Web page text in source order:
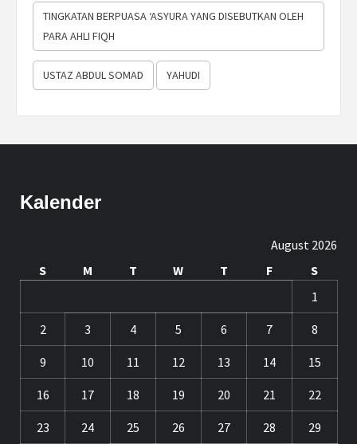
TINGKATAN BERPUASA ‘ASYURA YANG DISEBUTKAN OLEH
PARA AHLI FIQH
USTAZ ABDUL SOMAD YAHUDI
Kalender
August 2026
S
M T W T F
S
1
2 3 4 5 6 7 8
9 10 11 12 13 14 15
16 17 18 19 20 21 22
23 24 25 26 27 28 29